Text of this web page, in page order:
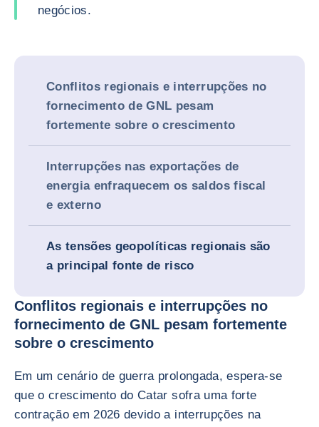
negócios.
Conflitos regionais e interrupções no
fornecimento de GNL pesam
fortemente sobre o crescimento
Interrupções nas exportações de
energia enfraquecem os saldos fiscal
e externo
As tensões geopolíticas regionais são
a principal fonte de risco
Conflitos regionais e interrupções no
fornecimento de GNL pesam fortemente
sobre o crescimento
Em um cenário de guerra prolongada, espera-se
que o crescimento do Catar sofra uma forte
contração em 2026 devido a interrupções na